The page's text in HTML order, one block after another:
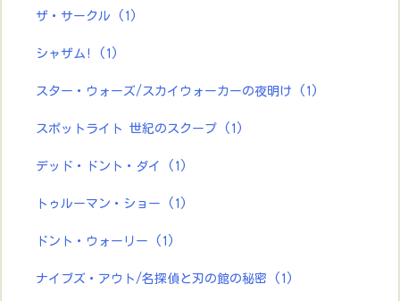
ザ・サークル (1)
シャザム! (1)
スター・ウォーズ/スカイウォーカーの夜明け (1)
スポットライト 世紀のスクープ (1)
デッド・ドント・ダイ (1)
トゥルーマン・ショー (1)
ドント・ウォーリー (1)
ナイブズ・アウト/名探偵と刃の館の秘密 (1)